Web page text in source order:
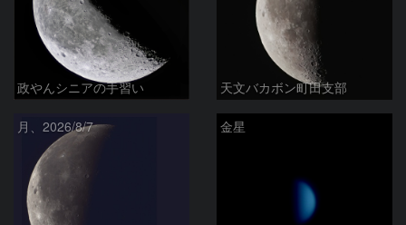
政やんシニアの手習い 天文バカボン町田支部
月、2026/8/7 金星